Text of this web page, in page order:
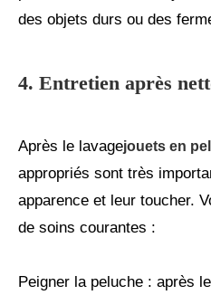
des objets durs ou des
4. Entretien après
Après le lavagejouets en
appropriés sont très
apparence et leur toucher.
de soins courantes :
Peigner la peluche : après